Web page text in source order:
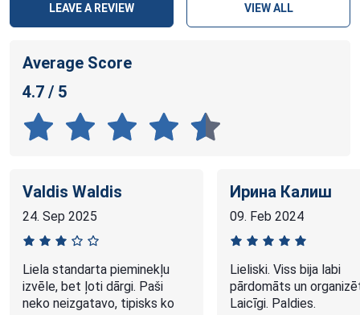
LEAVE A REVIEW VIEW ALL
Average Score
4.7 / 5
Valdis Waldis
24. Sep 2025
Liela standarta pieminekļu
izvēle, bet ļoti dārgi. Paši
neko neizgatavo, tipisks ko
Ирина Калиш
09. Feb 2024
Lieliski. Viss bija labi
pārdomāts un
Laicīgi. Paldies.